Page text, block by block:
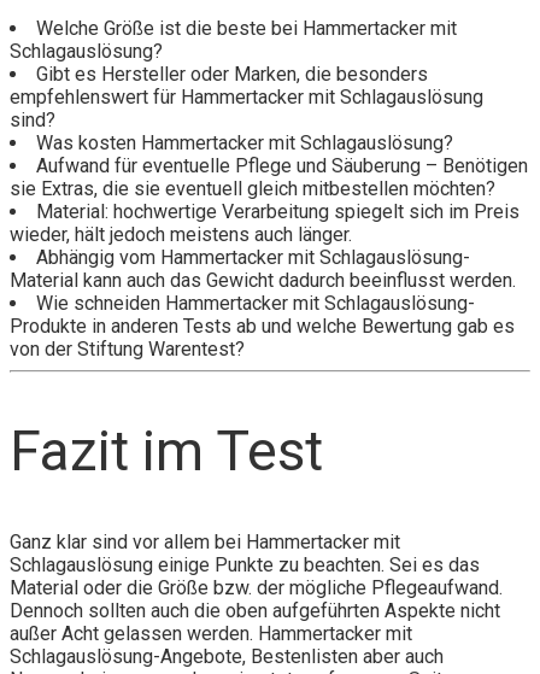
Welche Größe ist die beste bei Hammertacker mit
Schlagauslösung?
Gibt es Hersteller oder Marken, die besonders
empfehlenswert für Hammertacker mit Schlagauslösung
sind?
Was kosten Hammertacker mit Schlagauslösung?
Aufwand für eventuelle Pflege und Säuberung – Benötigen
sie Extras, die sie eventuell gleich mitbestellen möchten?
Material: hochwertige Verarbeitung spiegelt sich im Preis
wieder, hält jedoch meistens auch länger.
Abhängig vom Hammertacker mit Schlagauslösung-
Material kann auch das Gewicht dadurch beeinflusst werden.
Wie schneiden Hammertacker mit Schlagauslösung-
Produkte in anderen Tests ab und welche Bewertung gab es
von der Stiftung Warentest?
Fazit im Test
Ganz klar sind vor allem bei Hammertacker mit
Schlagauslösung einige Punkte zu beachten. Sei es das
Material oder die Größe bzw. der mögliche Pflegeaufwand.
Dennoch sollten auch die oben aufgeführten Aspekte nicht
außer Acht gelassen werden. Hammertacker mit
Schlagauslösung-Angebote, Bestenlisten aber auch